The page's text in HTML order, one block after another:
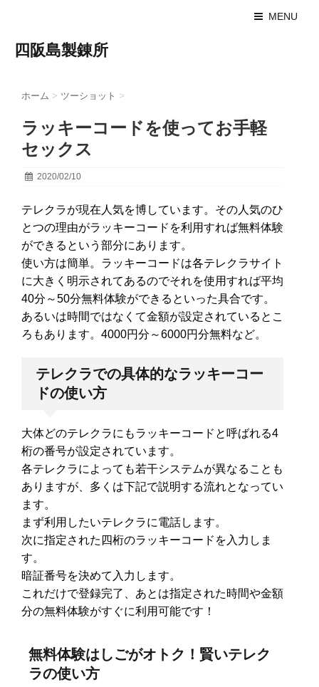
MENU
四阪島製錬所
ホーム > ツーショット >
ラッキーコードを使ってお手軽
セックス
2020/02/10
テレクラが現在人気を博しています。その人気のひ
とつの理由がラッキーコードを利用すれば無料体験
ができるという部分にあります。
使い方は簡単。ラッキーコードは各テレクラサイト
に大きく明示されてあるのでそれを使用すれば平均
40分～50分無料体験ができるといった具合です。
あるいは時間ではなくて金額が設定されているとこ
ろもあります。4000円分～6000円分無料など。
テレクラでの具体的なラッキーコー
ドの使い方
大体どのテレクラにもラッキーコードと呼ばれる4
桁の番号が設定されています。
各テレクラによっても若干システムが異なることも
ありますが、多くは下記で説明する流れとなってい
ます。
まず利用したいテレクラに電話します。
次に指定された四桁のラッキーコードを入力しま
す。
暗証番号を決めて入力します。
これだけで登録完了、あとは指定された時間や金額
分の無料体験がすぐに利用可能です！
無料体験はしごがオトク！賢いテレク
ラの使い方